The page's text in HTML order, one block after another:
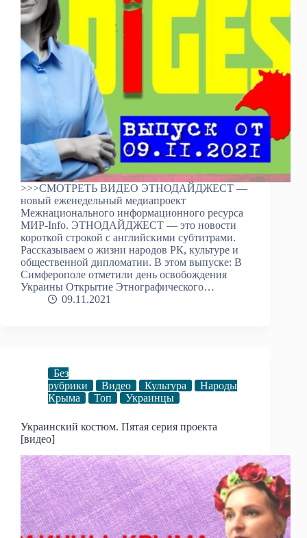
>>>СМОТРЕТЬ ВИДЕО ЭТНОДАЙДЖЕСТ —
новый еженедельный медиапроект
Межнационального информационного ресурса
МИР-Info. ЭТНОДАЙДЖЕСТ — это новости
короткой строкой с английскими субтитрами.
Рассказываем о жизни народов РК, культуре и
общественной дипломатии. В этом выпуске: В
Симферополе отметили день освобождения
Украины Открытие Этнографического…
09.11.2021
Без
рубрики
Видео Культура
Народы
Крыма
Топ Украинцы
Украинский костюм. Пятая серия проекта
[видео]